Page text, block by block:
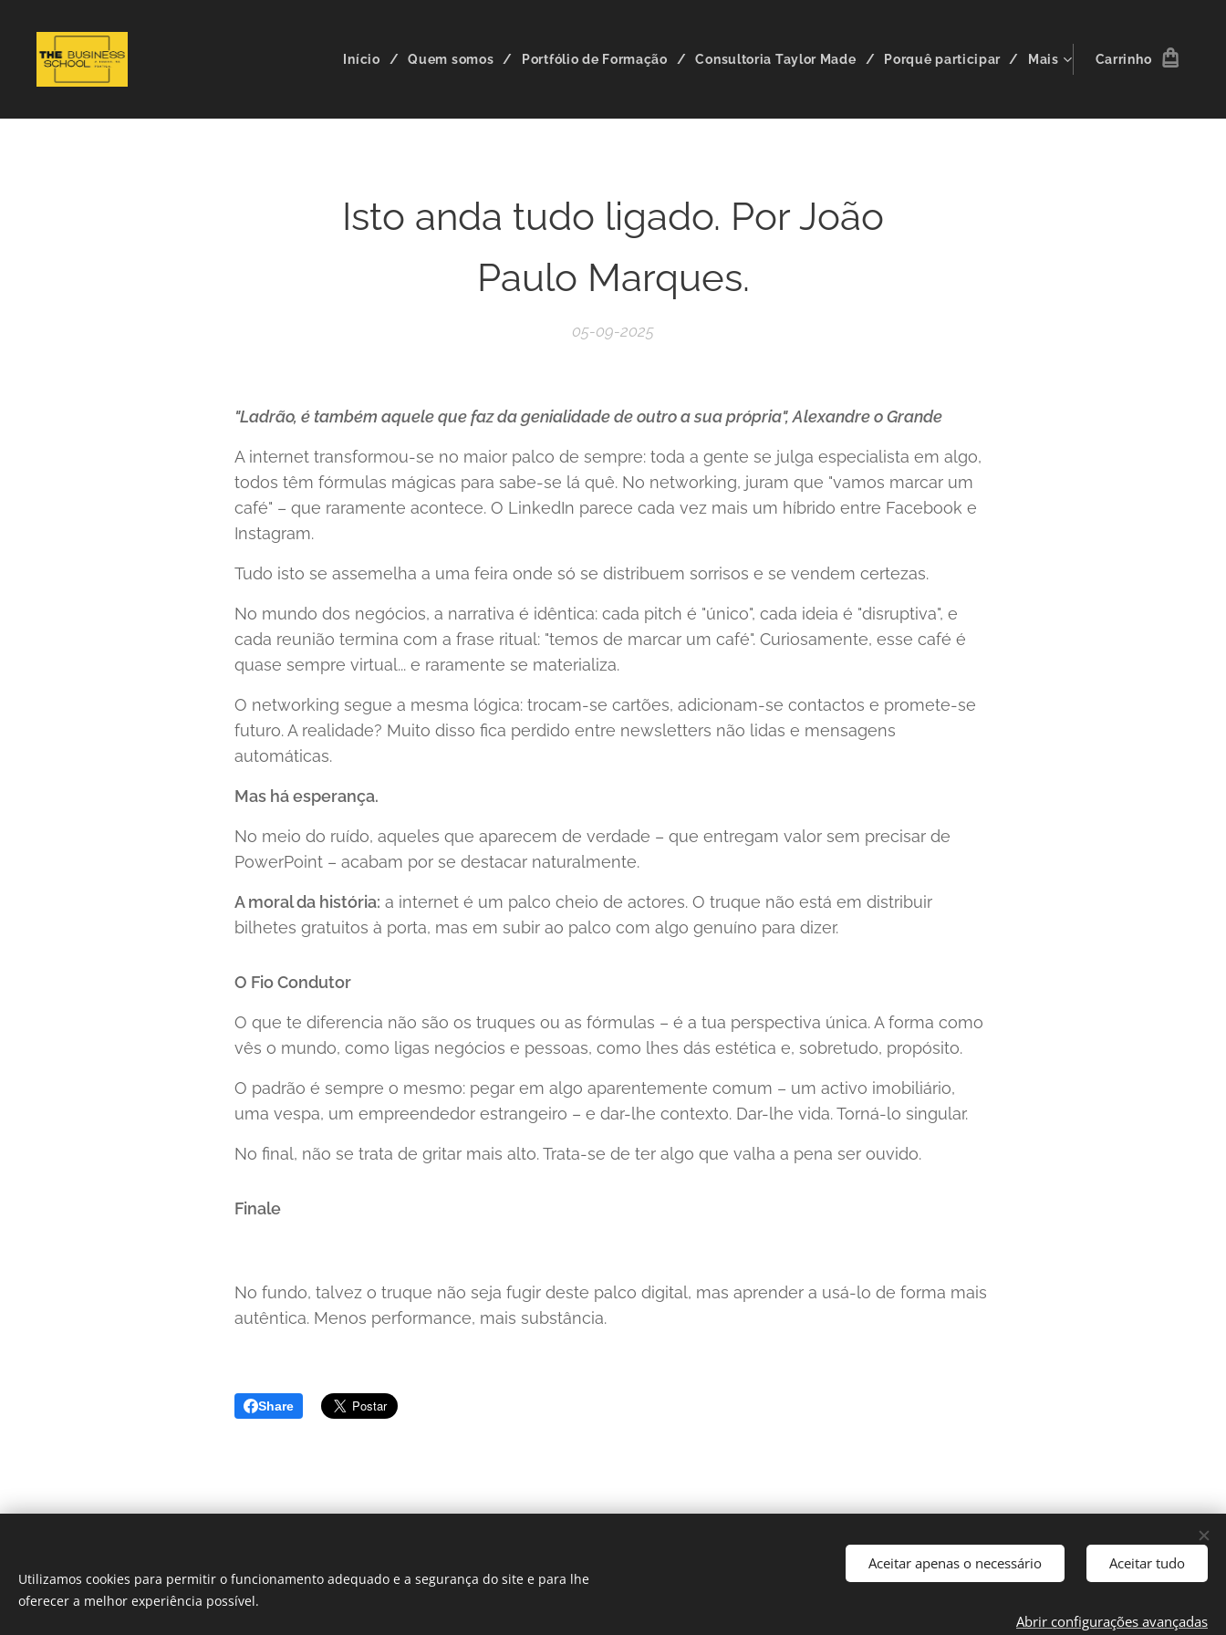
Início Quem somos Portfólio de Formação Consultoria Taylor Made Porquê participar Mais Carrinho
Isto anda tudo ligado. Por João
Paulo Marques.
05-09-2025
"Ladrão, é também aquele que faz da genialidade de outro a sua própria", Alexandre o Grande
A internet transformou-se no maior palco de sempre: toda a gente se julga especialista em algo,
todos têm fórmulas mágicas para sabe-se lá quê. No networking, juram que "vamos marcar um
café" – que raramente acontece. O LinkedIn parece cada vez mais um híbrido entre Facebook e
Instagram.
Tudo isto se assemelha a uma feira onde só se distribuem sorrisos e se vendem certezas.
No mundo dos negócios, a narrativa é idêntica: cada pitch é "único", cada ideia é "disruptiva", e
cada reunião termina com a frase ritual: "temos de marcar um café". Curiosamente, esse café é
quase sempre virtual... e raramente se materializa.
O networking segue a mesma lógica: trocam-se cartões, adicionam-se contactos e promete-se
futuro. A realidade? Muito disso fica perdido entre newsletters não lidas e mensagens
automáticas.
Mas há esperança.
No meio do ruído, aqueles que aparecem de verdade – que entregam valor sem precisar de
PowerPoint – acabam por se destacar naturalmente.
A moral da história: a internet é um palco cheio de actores. O truque não está em distribuir
bilhetes gratuitos à porta, mas em subir ao palco com algo genuíno para dizer.
O Fio Condutor
O que te diferencia não são os truques ou as fórmulas – é a tua perspectiva única. A forma como
vês o mundo, como ligas negócios e pessoas, como lhes dás estética e, sobretudo, propósito.
O padrão é sempre o mesmo: pegar em algo aparentemente comum – um activo imobiliário,
uma vespa, um empreendedor estrangeiro – e dar-lhe contexto. Dar-lhe vida. Torná-lo singular.
No final, não se trata de gritar mais alto. Trata-se de ter algo que valha a pena ser ouvido.
Finale
No fundo, talvez o truque não seja fugir deste palco digital, mas aprender a usá-lo de forma mais
autêntica. Menos performance, mais substância.
Share
THE BUSINESS SCHOOL, Buganvilia Plaza 1 Quinta do Lago, Almancil, 8135-024 Loulé, Portugal
Utilizamos cookies para permitir o funcionamento adequado e a segurança do site e para lhe
oferecer a melhor experiência possível.
Aceitar apenas o necessário Aceitar tudo
Abrir configurações avançadas